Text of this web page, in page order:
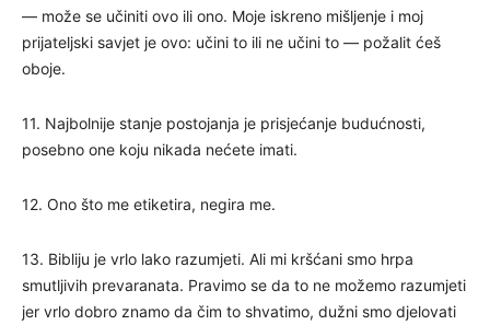
— može se učiniti ovo ili ono. Moje iskreno mišljenje i moj
prijateljski savjet je ovo: učini to ili ne učini to — požalit ćeš
oboje.
11. Najbolnije stanje postojanja je prisjećanje budućnosti,
posebno one koju nikada nećete imati.
12. Ono što me etiketira, negira me.
13. Bibliju je vrlo lako razumjeti. Ali mi kršćani smo hrpa
smutljivih prevaranata. Pravimo se da to ne možemo razumjeti
jer vrlo dobro znamo da čim to shvatimo, dužni smo djelovati